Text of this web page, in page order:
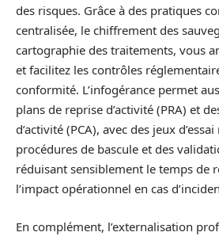
des risques. Grâce à des pratiques
centralisée, le chiffrement des
cartographie des traitements, vous
et facilitez les contrôles
conformité. L’infogérance permet
plans de reprise d’activité (PRA) et
d’activité (PCA), avec des jeux
procédures de bascule et des
réduisant sensiblement le temps de
l’impact opérationnel en cas
En complément, l’externalisation